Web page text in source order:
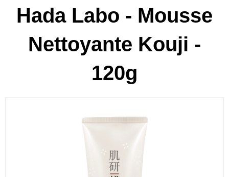
Contact
Hada Labo - Mousse
Nettoyante Kouji -
120g